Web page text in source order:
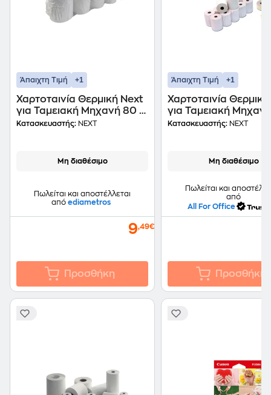
Άπαιχτη Τιμή +1
Χαρτοταινία Θερμική Next
για Ταμειακή Μηχανή 80 x
80mm
Κατασκευαστής: NEXT
Μη διαθέσιμο
Πωλείται και αποστέλλεται
από ediametros
9,49€
Προσθήκη
Άπαιχτη Τιμή +1
Χαρτοταινία
για Ταμειακή
50mm
Κατασκευαστής: NEXT
Μη διαθέσιμο
Πωλείται και
από
All For Office
Προσθήκη